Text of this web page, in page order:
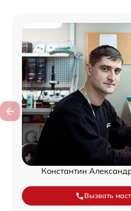
Константин
Вызвать